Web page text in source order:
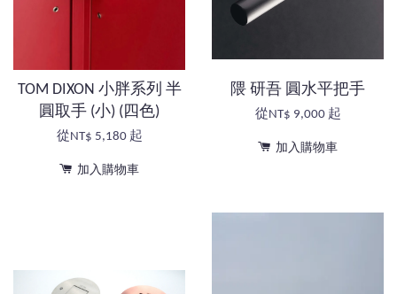
TOM DIXON 小胖系列 半
圓取手 (小) (四色)
從 NT$ 5,180 起
加入購物車
隈 研吾 圓水平把手
從 NT$ 9,000 起
加入購物車